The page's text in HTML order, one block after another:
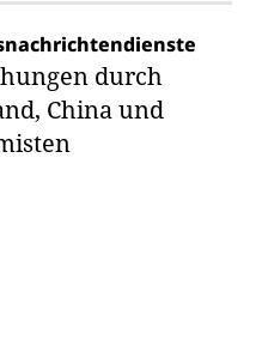
durch
China und